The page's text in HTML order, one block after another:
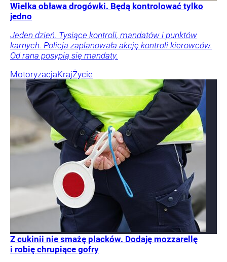
Wielka obława drogówki. Będą kontrolować tylko
jedno
Jeden dzień. Tysiące kontroli, mandatów i punktów
karnych. Policja zaplanowała akcję kontroli kierowców.
Od rana posypią się mandaty.
MotoryzacjaKrajŻycie
Z cukinii nie smażę placków. Dodaję mozzarellę
i robię chrupiące gofry